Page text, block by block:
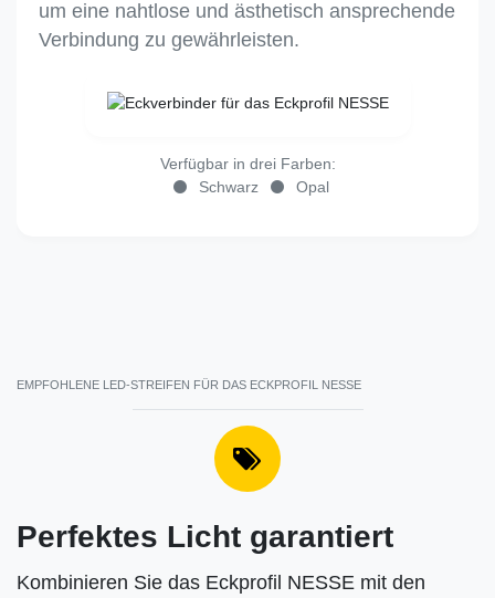
um eine nahtlose und ästhetisch ansprechende
Verbindung zu gewährleisten.
Verfügbar in drei Farben:
Schwarz
Opal
EMPFOHLENE LED-STREIFEN FÜR DAS ECKPROFIL NESSE
Perfektes Licht garantiert
Kombinieren Sie das Eckprofil NESSE mit den